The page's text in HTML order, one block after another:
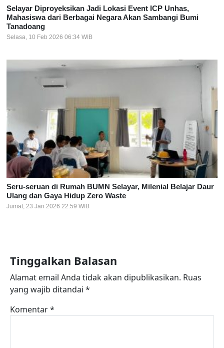
Selayar Diproyeksikan Jadi Lokasi Event ICP Unhas,
Mahasiswa dari Berbagai Negara Akan Sambangi Bumi
Tanadoang
Selasa, 10 Feb 2026 06:34 WIB
Seru-seruan di Rumah BUMN Selayar, Milenial Belajar Daur
Ulang dan Gaya Hidup Zero Waste
Jumat, 23 Jan 2026 22:59 WIB
Tinggalkan Balasan
Alamat email Anda tidak akan dipublikasikan. Ruas
yang wajib ditandai *
Komentar*